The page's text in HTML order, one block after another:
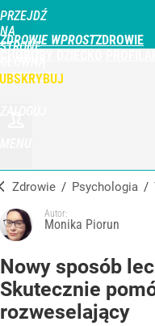
PRZEJDŹ
NA
STRONĘ
WPROST.PL
ZDROWIE WPROST
Zdrowie / Psychologia /
Autor:
Monika Piorun
Nowy sposób
Skutecznie
rozweselający